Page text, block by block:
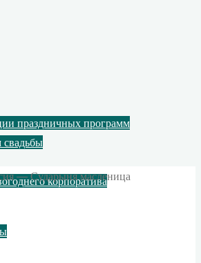
праздничных программ
корпоратива